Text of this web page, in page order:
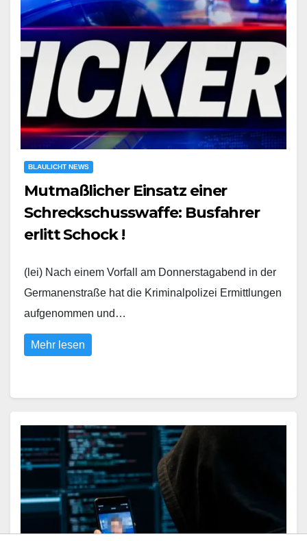
BLAULICHT NEWS
Mutmaßlicher Einsatz einer
Schreckschusswaffe: Busfahrer
erlitt Schock !
(lei) Nach einem Vorfall am Donnerstagabend in der
Germanenstraße hat die Kriminalpolizei Ermittlungen
aufgenommen und…
Mehr lesen